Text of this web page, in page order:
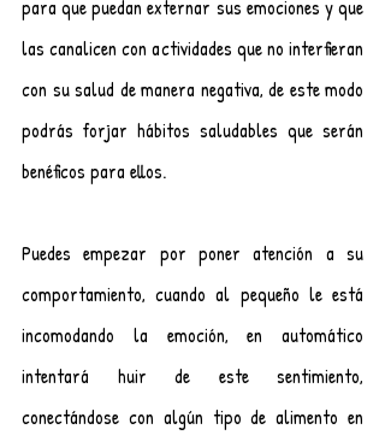
para que puedan externar sus emociones y que
las canalicen con actividades que no interfieran
con su salud de manera negativa, de este modo
podrás forjar hábitos saludables que serán
benéficos para ellos.
Puedes empezar por poner atención a su
comportamiento, cuando al pequeño le está
incomodando la emoción, en automático
intentará huir de este sentimiento,
conectándose con algún tipo de alimento en